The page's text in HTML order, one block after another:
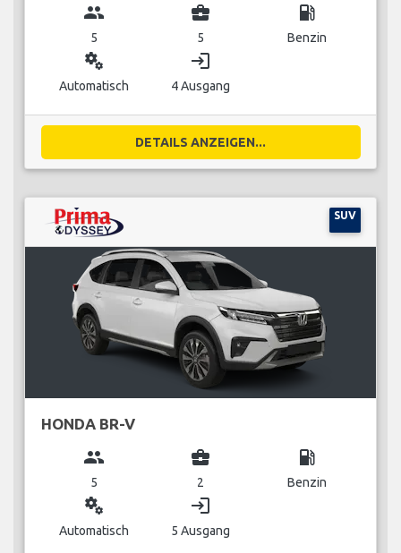
group
5
business_center
5
local_gas_station
Benzin
miscellaneous_services
Automatisch
login
4 Ausgang
DETAILS ANZEIGEN...
SUV
HONDA BR-V
group
5
business_center
2
local_gas_station
Benzin
miscellaneous_services
Automatisch
login
5 Ausgang